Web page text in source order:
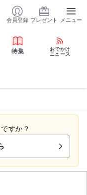
会員登録 プレゼント メニュー
特集
おでかけ
ニュース
すか？